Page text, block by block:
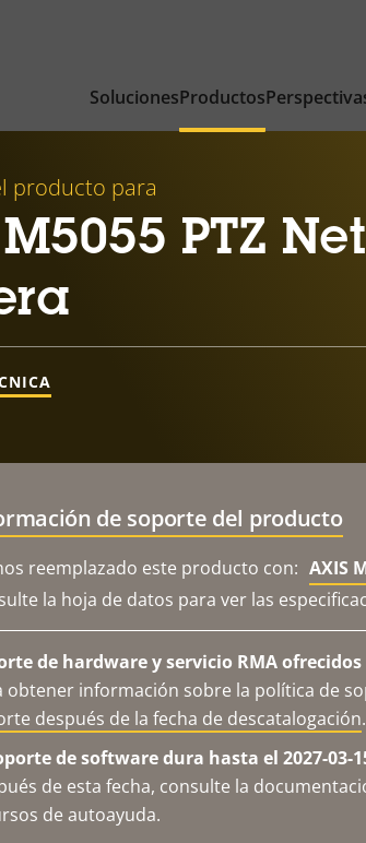
SolucionesProductos
producto para
PTZ
de soporte del producto
reemplazado este producto con: AXIS
la hoja de datos para ver las
de hardware y servicio RMA ofrecidos
obtener información sobre la política de
después de la fecha de descatalogación.
de software dura hasta el 2027-03-
de esta fecha, consulte la
de autoayuda.